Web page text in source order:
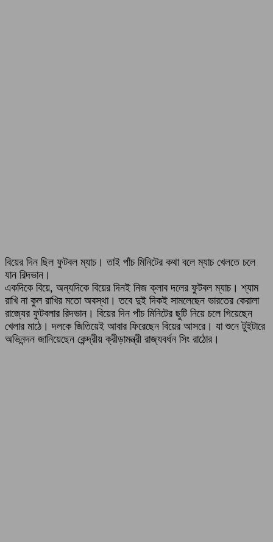
বিয়ের দিন ছিল ফুটবল ম্যাচ। তাই পাঁচ মিনিটের কথা বলে ম্যাচ খেলতে চলে
যান রিদভান।
একদিকে বিয়ে, অন্যদিকে বিয়ের দিনই নিজ ক্লাব দলের ফুটবল ম্যাচ। শ্যাম
রাখি না কুল রাখির মতো অবস্থা। তবে দুই দিকই সামলেছেন ভারতের কেরালা
রাজ্যের ফুটবলার রিদভান। বিয়ের দিন পাঁচ মিনিটের ছুটি নিয়ে চলে গিয়েছেন
খেলার মাঠে। দলকে জিতিয়েই আবার ফিরেছেন বিয়ের আসরে। যা শুনে টুইটারে
অভিনন্দন জানিয়েছেন কেন্দ্রীয় ক্রীড়ামন্ত্রী রাজ্যবর্ধন সিং রাঠোর।